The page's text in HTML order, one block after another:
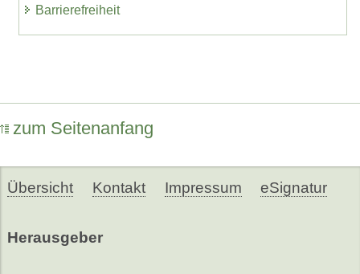
Barrierefreiheit
zum Seitenanfang
Übersicht Kontakt Impressum eSignatur
Herausgeber